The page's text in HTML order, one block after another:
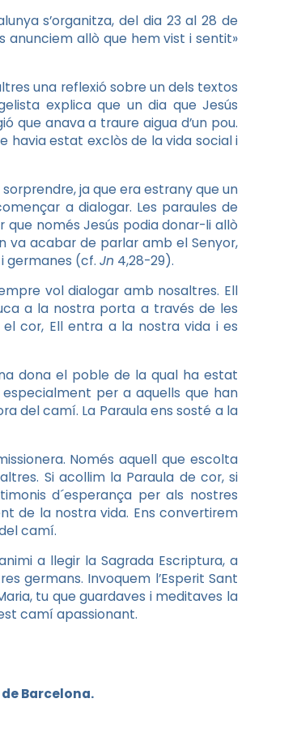
s’organitza, del dia 23 al 28 de
anunciem allò que hem vist i sentit»
una reflexió sobre un dels textos
explica que un dia que Jesús
que anava a traure aigua d’un pou.
havia estat exclòs de la vida social i
sorprendre, ja que era estrany que un
a dialogar. Les paraules de
que només Jesús podia donar-li allò
va acabar de parlar amb el Senyor,
germanes (cf. Jn 4,28-29).
vol dialogar amb nosaltres. Ell
a la nostra porta a través de les
cor, Ell entra a la nostra vida i es
dona el poble de la qual ha estat
per a aquells que han
del camí. La Paraula ens sosté a la
Només aquell que escolta
Si acollim la Paraula de cor, si
d´esperança per als nostres
de la nostra vida. Ens convertirem
camí.
a llegir la Sagrada Escriptura, a
germans. Invoquem l’Esperit Sant
tu que guardaves i meditaves la
camí apassionant.
Barcelona.